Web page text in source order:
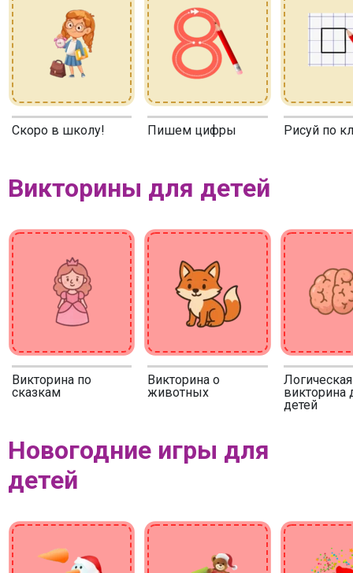
Скоро в школу! Пишем цифры Рисуй по
Викторины для детей
Викторина по
сказкам
Викторина о
животных
Логическая
викторина
детей
Новогодние игры для
детей